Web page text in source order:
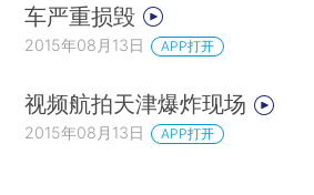
车严重损毁
2015年08月13日 APP打开
视频航拍天津爆炸现场
2015年08月13日 APP打开